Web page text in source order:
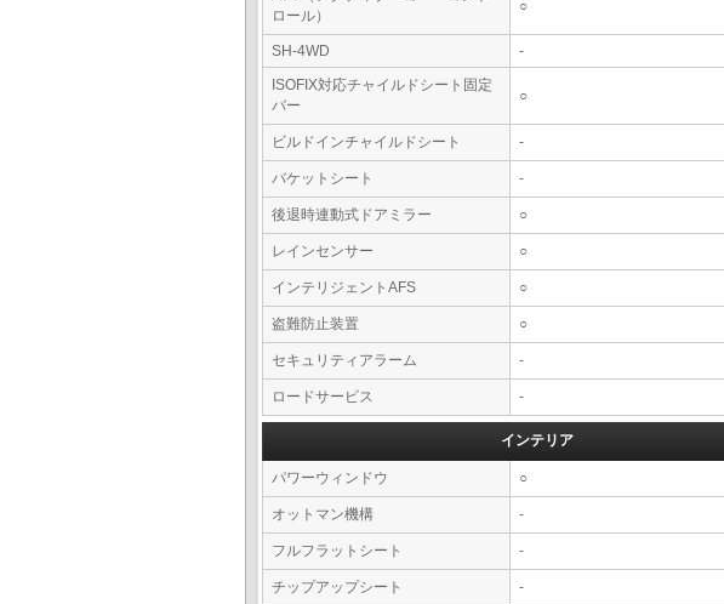
ロール）
○
SH-4WD
-
ISOFIX対応チャイルドシート固定
バー
○
ビルドインチャイルドシート -
バケットシート -
後退時連動式ドアミラー ○
レインセンサー ○
インテリジェントAFS ○
盗難防止装置 ○
セキュリティアラーム -
ロードサービス -
インテリア
パワーウィンドウ ○
オットマン機構 -
フルフラットシート -
チップアップシート -